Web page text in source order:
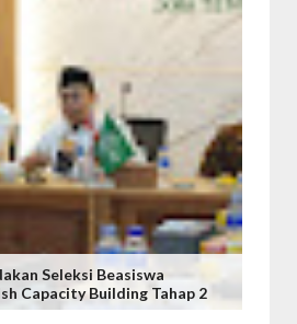
Seleksi Beasiswa
Capacity Building Tahap 2